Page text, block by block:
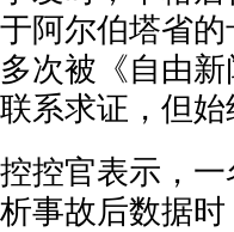
于阿尔伯塔省
多次被《自由
联系求证，但始
控控官表示，
析事故后数据